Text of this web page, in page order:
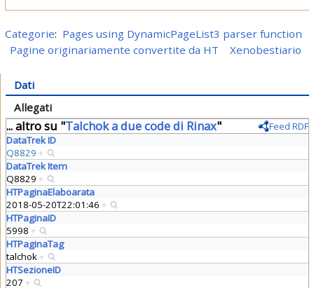
Categorie: Pages using DynamicPageList3 parser function
Pagine originariamente convertite da HT
Xenobestiario
Dati
Allegati
... altro su "Talchok a due code di Rinax"
Feed RDF
DataTrek ID
Q8829 +
DataTrek Item
Q8829 +
HTPaginaElaboarata
2018-05-20T22:01:46 +
HTPaginaID
5998 +
HTPaginaTag
talchok+
HTSezioneID
207 +